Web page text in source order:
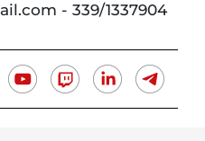
- 339/1337904